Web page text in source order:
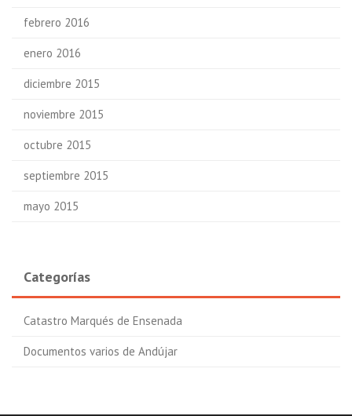
febrero 2016
enero 2016
diciembre 2015
noviembre 2015
octubre 2015
septiembre 2015
mayo 2015
Categorías
Catastro Marqués de Ensenada
Documentos varios de Andújar